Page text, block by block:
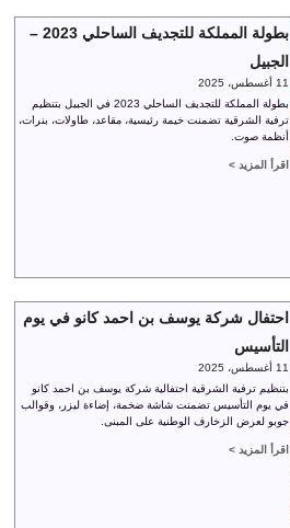
بطولة المملكة للتجديف الساحلي 2023 –
الجبيل
11 أغسطس، 2025
بطولة المملكة للتجديف الساحلي 2023 في الجبيل بتنظيم
ترفية الشرقية تضمنت خيمة رئيسية، مقاعد، طاولات، بنرات،
أنظمة صوت.
اقرأ المزيد >
احتفال شركة يوسف بن احمد كانو في يوم
التأسيس
11 أغسطس، 2025
بتنظيم ترفية الشرقية احتفالية شركة يوسف بن احمد كانو
في يوم التأسيس تضمنت شاشة ضخمة، إضاءة ليزر، وقوالب
جوبو لعرض الزخارف الوطنية على المبنى.
اقرأ المزيد >